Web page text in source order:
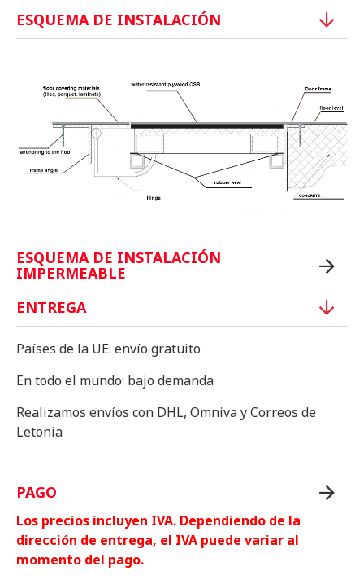
ESQUEMA DE INSTALACIÓN
ESQUEMA DE INSTALACIÓN
IMPERMEABLE
ENTREGA
Países de la UE: envío gratuito
En todo el mundo: bajo demanda
Realizamos envíos con DHL, Omniva y Correos de
Letonia
PAGO
Los precios incluyen IVA. Dependiendo de la
dirección de entrega, el IVA puede variar al
momento del pago.